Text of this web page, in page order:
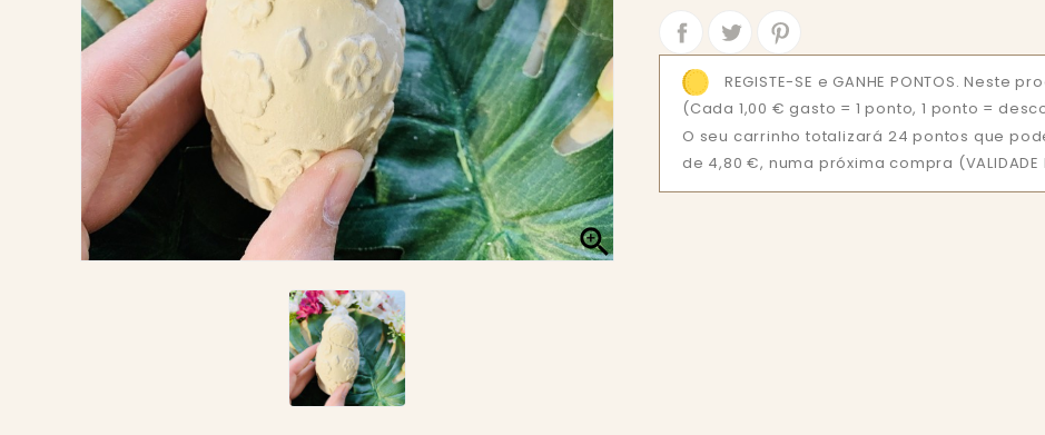

REGISTE-SE e GANHE PONTOS. Neste
(Cada 1,00 € gasto = 1 ponto, 1 ponto =
O seu carrinho totalizará 24 pontos que
de 4,80 €, numa próxima compra (VALIDADE